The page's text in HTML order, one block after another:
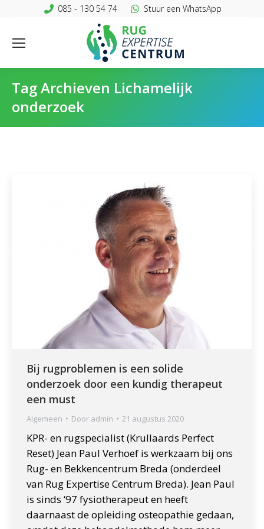
085 - 130 54 74 Stuur een WhatsApp
Tag Archieven Lichamelijk
onderzoek
Bij rugproblemen is een solide
onderzoek door een kundig therapeut
een must
Algemeen Door admin 21 augustus 2020
KPR- en rugspecialist (Krullaards Perfect
Reset) Jean Paul Verhoef is werkzaam bij ons
Rug- en Bekkencentrum Breda (onderdeel
van Rug Expertise Centrum Breda). Jean Paul
is sinds ‘97 fysiotherapeut en heeft
daarnaast de opleiding osteopathie gedaan,